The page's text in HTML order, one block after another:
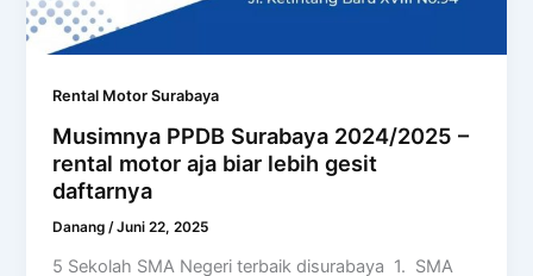
Rental Motor Surabaya
Musimnya PPDB Surabaya 2024/2025 –
rental motor aja biar lebih gesit
daftarnya
Danang/Juni 22, 2025
5 Sekolah SMA Negeri terbaik disurabaya 1. SMA